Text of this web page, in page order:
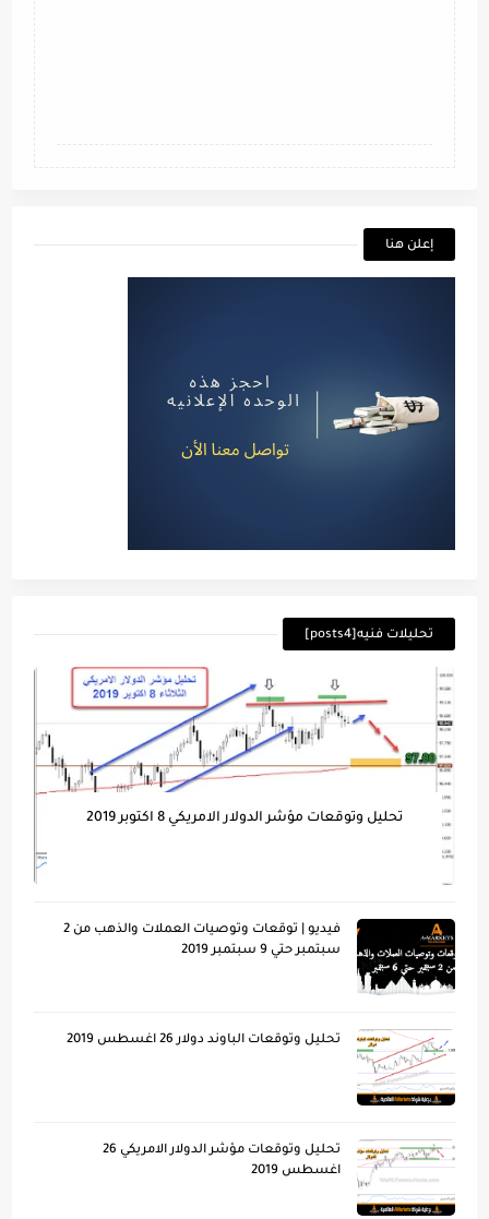
إعلن هنا
تحليلات فنيه[posts4]
تحليل وتوقعات مؤشر الدولار الامريكي 8 اكتوبر 2019
فيديو | توقعات وتوصيات العملات والذهب من 2
سبتمبر حتي 9 سبتمبر 2019
تحليل وتوقعات الباوند دولار 26 اغسطس 2019
تحليل وتوقعات مؤشر الدولار الامريكي 26
اغسطس 2019